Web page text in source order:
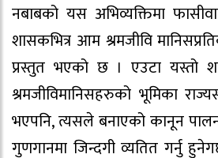
नबाबको यस अभिव्यक्तिमा
शासकभित्र आम श्रमजीवि
प्रस्तुत भएको छ । एउटा यस्तो
श्रमजीविमानिसहरुको भूमिका
भएपनि, त्यसले बनाएको कानून पालन
गुणगानमा जिन्दगी व्यतित गर्नु